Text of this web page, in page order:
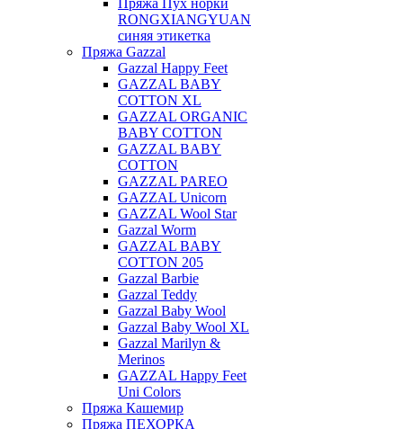
Пряжа Пух норки
RONGXIANGYUAN
синяя этикетка
Пряжа Gazzal
Gazzal Happy Feet
GAZZAL BABY
COTTON XL
GAZZAL ORGANIC
BABY COTTON
GAZZAL BABY
COTTON
GAZZAL PAREO
GAZZAL Unicorn
GAZZAL Wool Star
Gazzal Worm
GAZZAL BABY
COTTON 205
Gazzal Barbie
Gazzal Teddy
Gazzal Baby Wool
Gazzal Baby Wool XL
Gazzal Marilyn &
Merinos
GAZZAL Happy Feet
Uni Colors
Пряжа Кашемир
Пряжа ПЕХОРКА